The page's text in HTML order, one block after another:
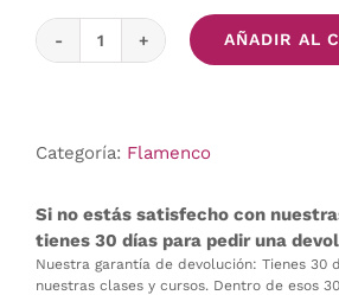
Tangos
AÑADIR AL
Categoría: Flamenco
Si no estás satisfecho con
tienes 30 días para pedir una
Nuestra garantía de devolución: Tienes 30
nuestras clases y cursos. Dentro de esos